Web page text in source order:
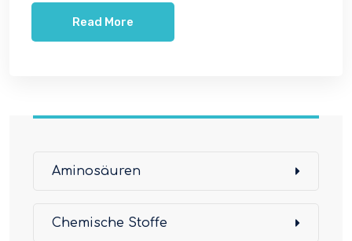
Read More
Aminosäuren
Chemische Stoffe